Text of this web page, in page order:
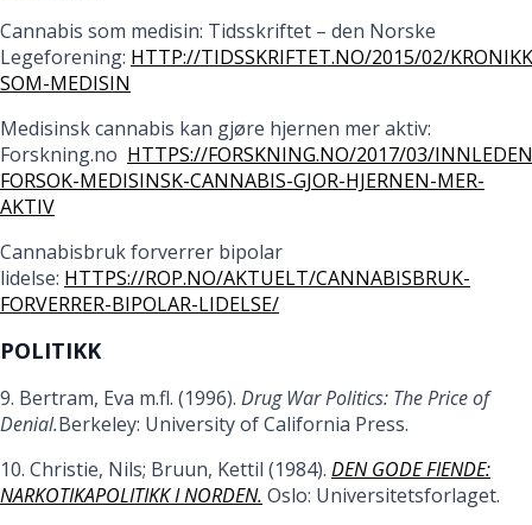
Cannabis som medisin: Tidsskriftet – den Norske
Legeforening: HTTP://TIDSSKRIFTET.NO/2015/02/
SOM-MEDISIN
Medisinsk cannabis kan gjøre hjernen mer aktiv:
Forskning.no HTTPS://FORSKNING.NO/2017/03/
FORSOK-MEDISINSK-CANNABIS-GJOR-HJERNEN-MER-
AKTIV
Cannabisbruk forverrer bipolar
lidelse: HTTPS://ROP.NO/AKTUELT/CANNABISBRUK-
FORVERRER-BIPOLAR-LIDELSE/
POLITIKK
9. Bertram, Eva m.fl. (1996). Drug War Politics: The Price of
Denial.Berkeley: University of California Press.
10. Christie, Nils; Bruun, Kettil (1984). DEN GODE FIENDE:
NARKOTIKAPOLITIKK I NORDEN. Oslo: Universitetsforlaget.